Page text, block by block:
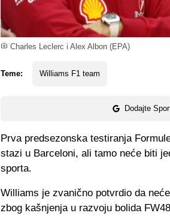
Charles Leclerc i Alex Albon (EPA)
Teme: Williams F1 team
Dodajte
Prva predsezonska testiranja
stazi u Barceloni, ali tamo neće biti
sporta.
Williams je zvanično potvrdio da
zbog kašnjenja u razvoju bolida